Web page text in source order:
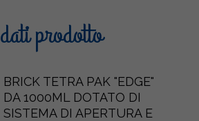
dati prodotto
BRICK TETRA PAK "EDGE"
DA 1000ML DOTATO DI
SISTEMA DI APERTURA E